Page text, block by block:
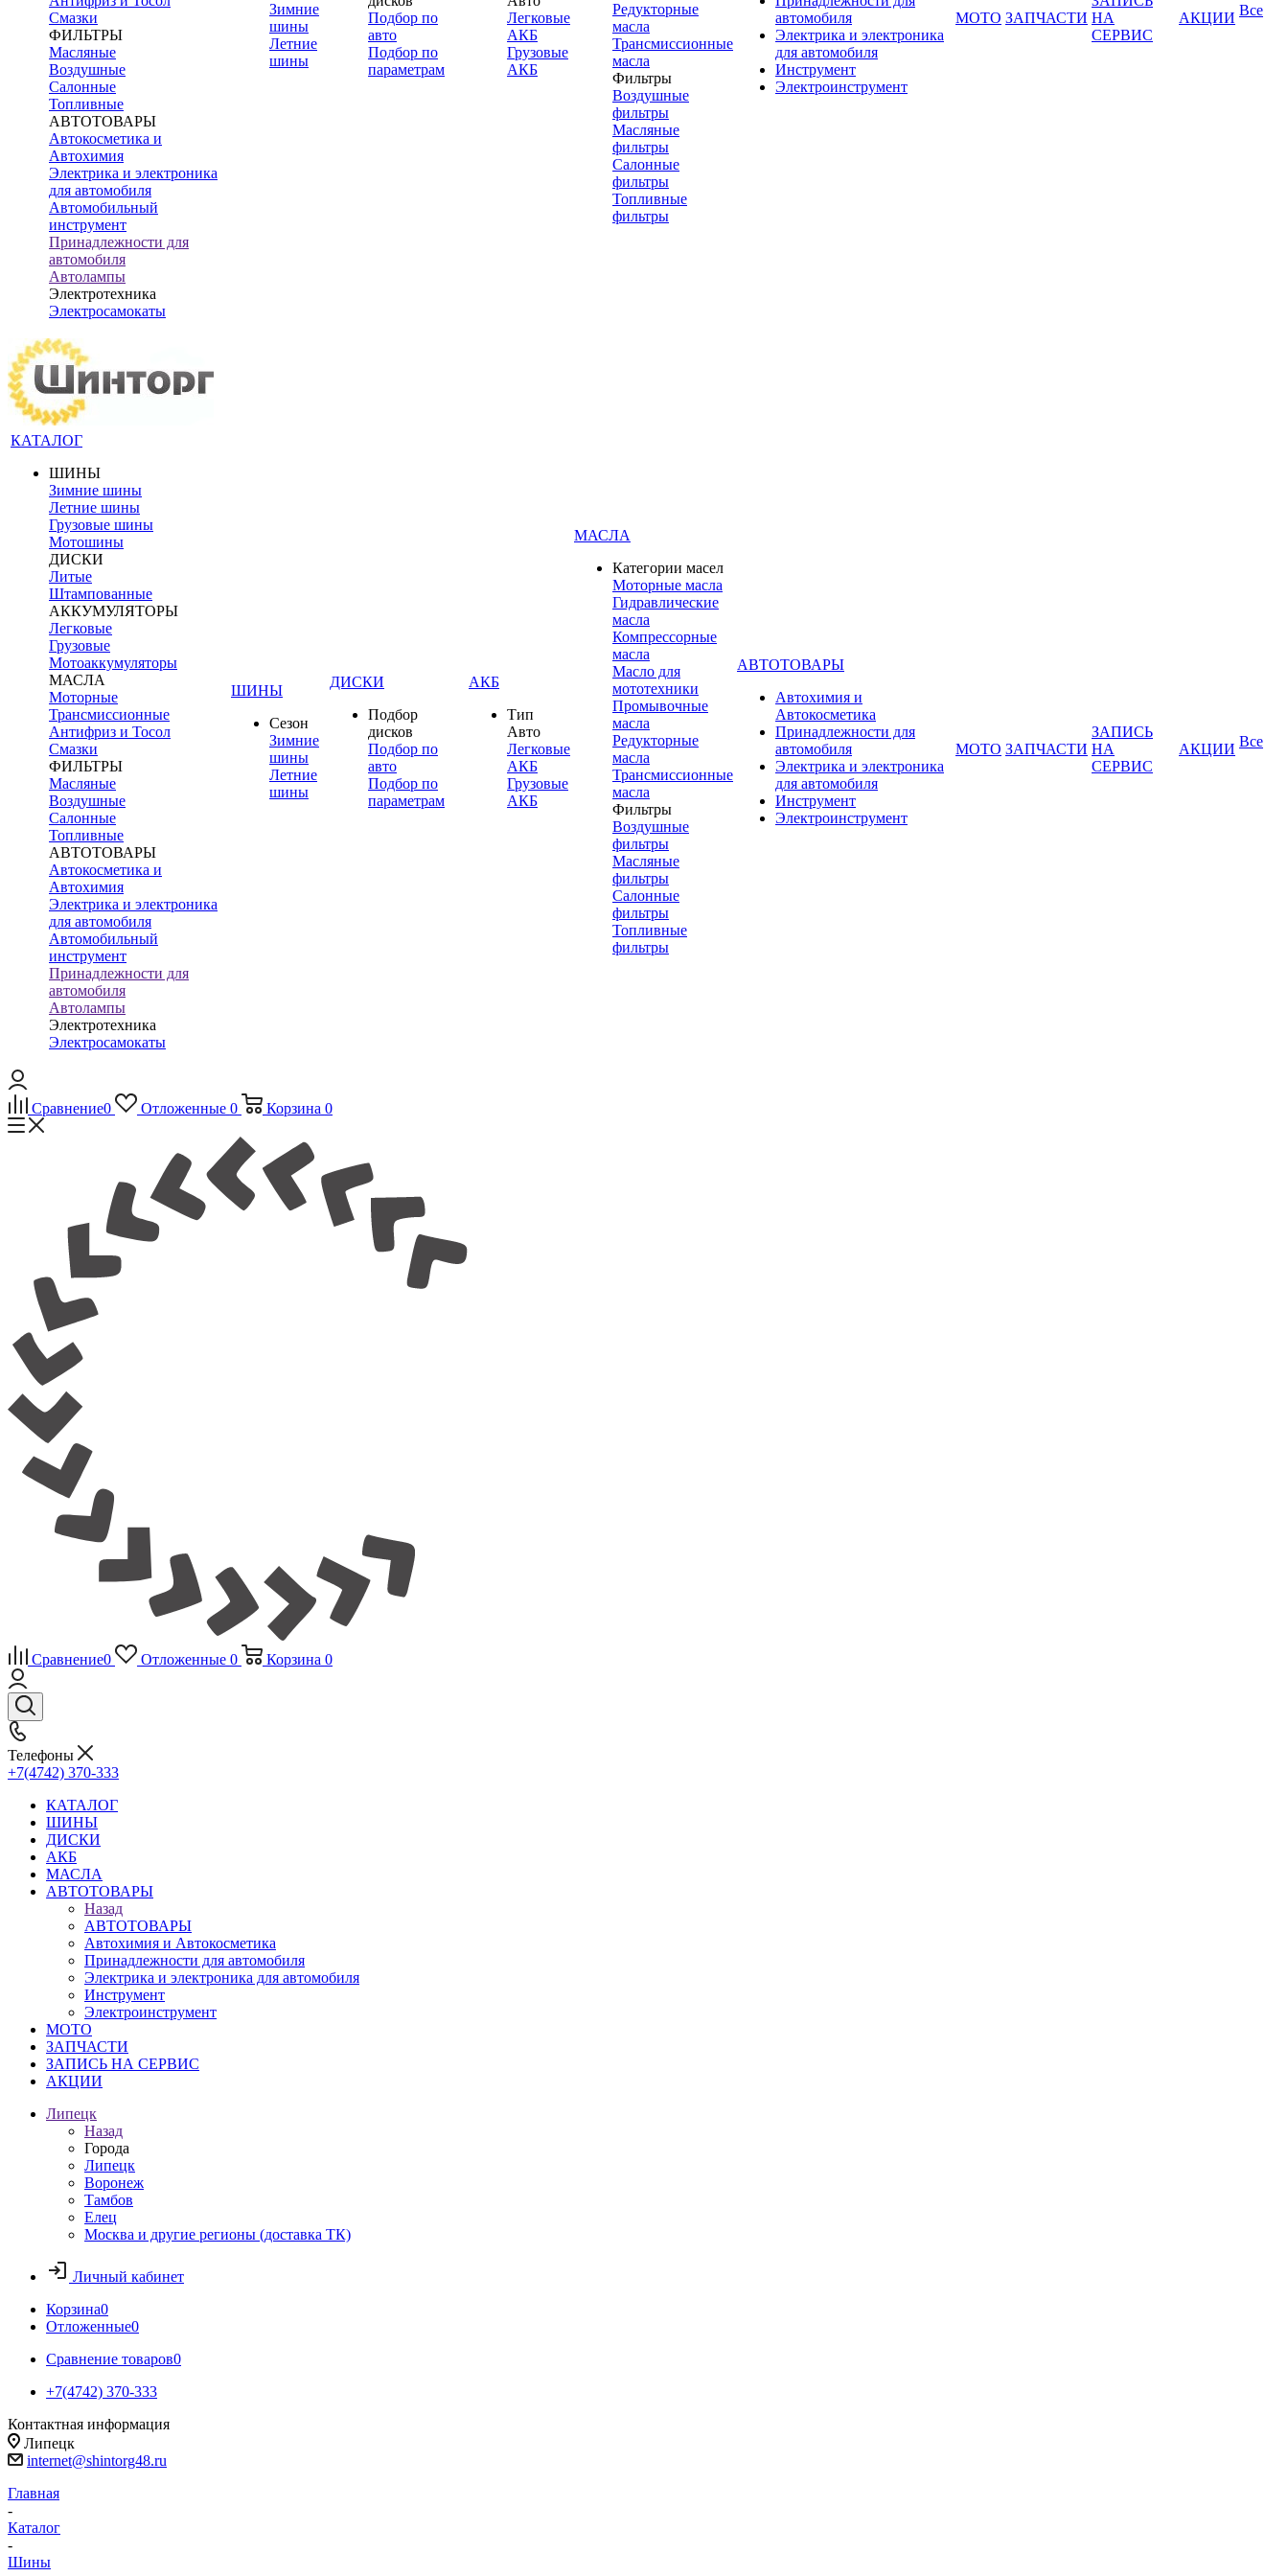
Смазки
ФИЛЬТРЫ
Масляные
Воздушные
Салонные
Топливные
АВТОТОВАРЫ
Автокосметика и
Автохимия
Электрика и электроника
для автомобиля
Автомобильный
инструмент
Принадлежности для
автомобиля
Автолампы
Электротехника
Электросамокаты
Зимние
шины
Летние
шины
Подбор по
авто
Подбор по
параметрам
Легковые
АКБ
Грузовые
АКБ
Редукторные
масла
Трансмиссионные
масла
Фильтры
Воздушные
фильтры
Масляные
фильтры
Салонные
фильтры
Топливные
фильтры
автомобиля
Электрика и электроника
для автомобиля
Инструмент
Электроинструмент
МОТО ЗАПЧАСТИ НА
СЕРВИС
АКЦИИ Все
КАТАЛОГ
ШИНЫ
Зимние шины
Летние шины
Грузовые шины
Мотошины
ДИСКИ
Литые
Штампованные
АККУМУЛЯТОРЫ
Легковые
Грузовые
Мотоаккумуляторы
МАСЛА
Моторные
Трансмиссионные
Антифриз и Тосол
Смазки
ФИЛЬТРЫ
Масляные
Воздушные
Салонные
Топливные
АВТОТОВАРЫ
Автокосметика и
Автохимия
Электрика и электроника
для автомобиля
Автомобильный
инструмент
Принадлежности для
автомобиля
Автолампы
Электротехника
Электросамокаты
ШИНЫ
Сезон
Зимние
шины
Летние
шины
ДИСКИ
Подбор
дисков
Подбор по
авто
Подбор по
параметрам
АКБ
Тип
Авто
Легковые
АКБ
Грузовые
АКБ
МАСЛА
Категории масел
Моторные масла
Гидравлические
масла
Компрессорные
масла
Масло для
мототехники
Промывочные
масла
Редукторные
масла
Трансмиссионные
масла
Фильтры
Воздушные
фильтры
Масляные
фильтры
Салонные
фильтры
Топливные
фильтры
АВТОТОВАРЫ
Автохимия и
Автокосметика
Принадлежности для
автомобиля
Электрика и электроника
для автомобиля
Инструмент
Электроинструмент
МОТО ЗАПЧАСТИ
ЗАПИСЬ
НА
СЕРВИС
АКЦИИ Все
Сравнение0 Отложенные 0 Корзина 0
Сравнение0 Отложенные 0 Корзина 0
Телефоны
+7(4742) 370-333
КАТАЛОГ
ШИНЫ
ДИСКИ
АКБ
МАСЛА
АВТОТОВАРЫ
Назад
АВТОТОВАРЫ
Автохимия и Автокосметика
Принадлежности для автомобиля
Электрика и электроника для автомобиля
Инструмент
Электроинструмент
МОТО
ЗАПЧАСТИ
ЗАПИСЬ НА СЕРВИС
АКЦИИ
Липецк
Назад
Города
Липецк
Воронеж
Тамбов
Елец
Москва и другие регионы (доставка ТК)
Личный кабинет
Корзина0
Отложенные0
Сравнение товаров0
+7(4742) 370-333
Контактная информация
Липецк
internet@shintorg48.ru
Главная
-
Каталог
-
Шины